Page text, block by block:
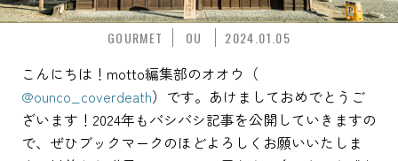
GOURMET OU 2024.01.05
こんにちは！motto編集部のオオウ（
@ounco_coverdeath）です。あけましておめでとうご
ざいます！2024年もバシバシ記事を公開していきますの
で、ぜひブックマークのほどよろしくお願いいたしま